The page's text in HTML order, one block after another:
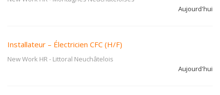
Aujourd'hui
Installateur – Électricien CFC (H/F)
New Work HR- Littoral Neuchâtelois
Aujourd'hui